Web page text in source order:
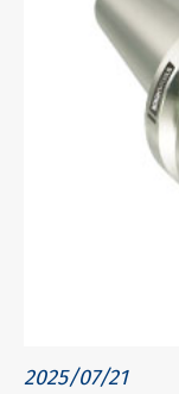
2025/07/21